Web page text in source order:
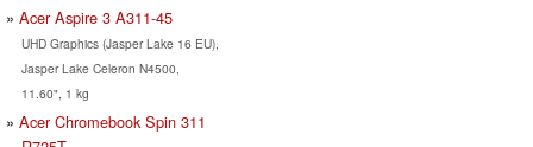
Acer Aspire 3 A311-45
UHD Graphics (Jasper Lake 16 EU),
Jasper Lake Celeron N4500,
11.60", 1 kg
Acer Chromebook Spin 311